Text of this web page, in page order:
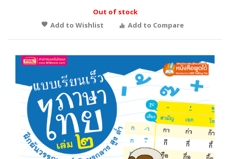
Out of stock
Add to Wishlist
Add to Compare